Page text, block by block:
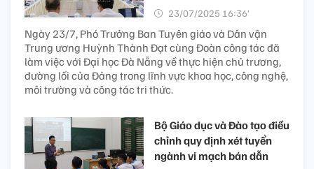
23/07/2025 16:36’
Ngày 23/7, Phó Trưởng Ban Tuyên giáo và Dân vận
Trung ương Huỳnh Thành Đạt cùng Đoàn công tác đã
làm việc với Đại học Đà Nẵng về thực hiện chủ trương,
đường lối của Đảng trong lĩnh vực khoa học, công nghệ,
môi trường và công tác tri thức.
Bộ Giáo dục và Đào tạo điều
chỉnh quy định xét tuyển
ngành vi mạch bán dẫn